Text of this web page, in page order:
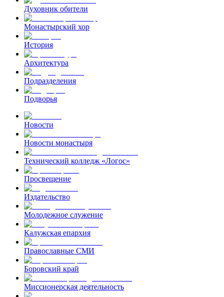
Духовник обители
Монастырский хор
История
Архитектура
Подразделения
Подворья
Новости
Новости монастыря
Технический колледж «Логос»
Просвещение
Издательство
Молодежное служение
Калужская епархия
Православные СМИ
Боровский край
Миссионерская деятельность